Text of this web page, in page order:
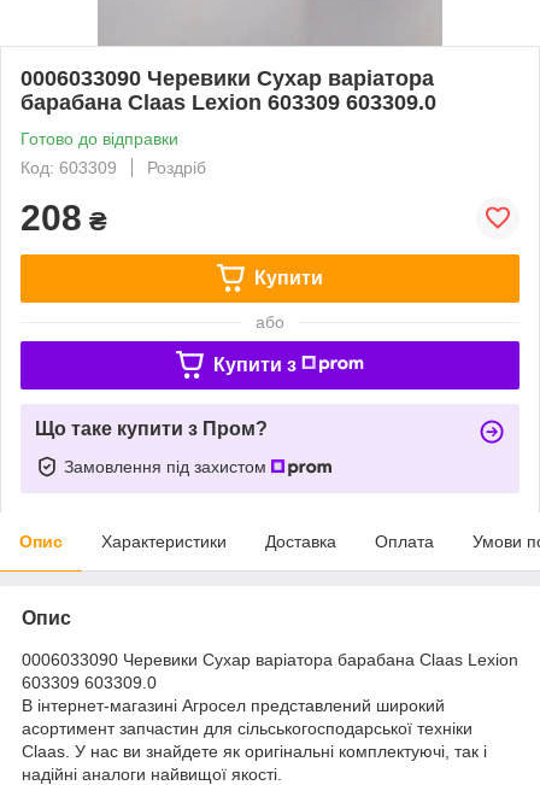
0006033090 Черевики Сухар варіатора
барабана Claas Lexion 603309 603309.0
Готово до відправки
Код: 603309
Роздріб
208 ₴
Купити
або
Купити з
Що таке купити з Пром?
Замовлення під захистом
Опис Характеристики Доставка Оплата Умови
Опис
0006033090 Черевики Сухар варіатора барабана Claas Lexion
603309 603309.0
В інтернет-магазині Агросел представлений широкий
асортимент запчастин для сільськогосподарської техніки
Claas. У нас ви знайдете як оригінальні комплектуючі, так і
надійні аналоги найвищої якості.